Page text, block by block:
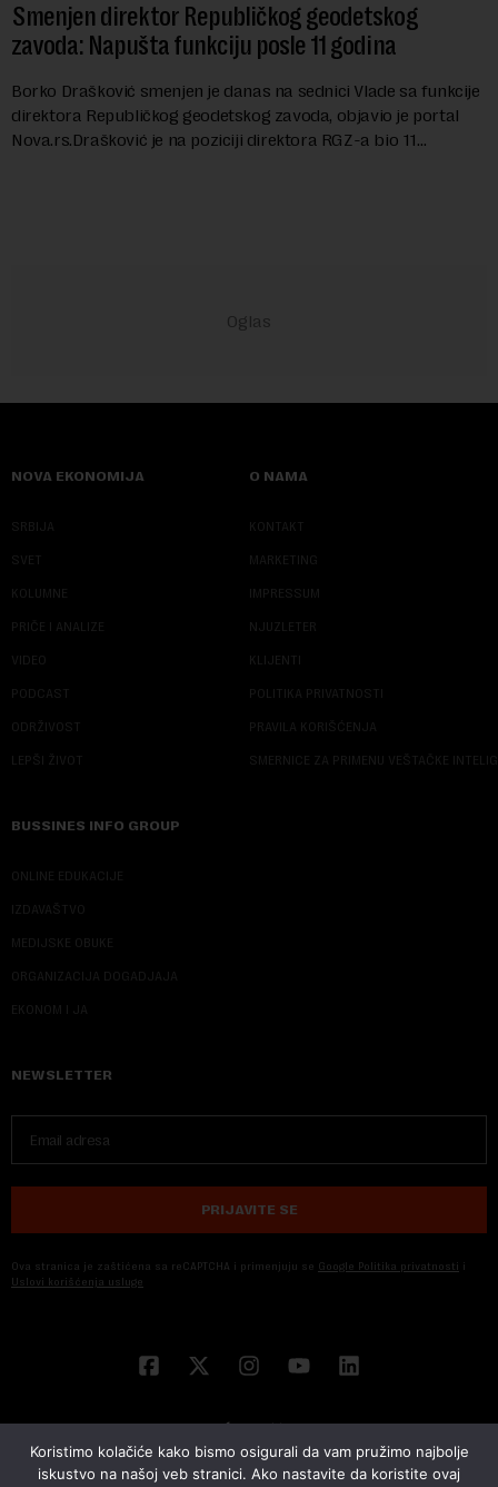
Smenjen direktor Republičkog geodetskog
zavoda: Napušta funkciju posle 11 godina
Borko Drašković smenjen je danas na sednici Vlade sa funkcije
direktora Republičkog geodetskog zavoda, objavio je portal
Nova.rs.Drašković je na poziciji direktora RGZ-a bio 11
NOVA EKONOMIJA
SRBIJA
SVET
KOLUMNE
PRIČE I ANALIZE
VIDEO
PODCAST
ODRŽIVOST
LEPŠI ŽIVOT
O NAMA
KONTAKT
MARKETING
IMPRESSUM
NJUZLETER
KLIJENTI
POLITIKA PRIVATNOSTI
PRAVILA KORIŠĆENJA
SMERNICE ZA PRIMENU VEŠTAČKE
BUSSINES INFO GROUP
ONLINE EDUKACIJE
IZDAVAŠTVO
MEDIJSKE OBUKE
ORGANIZACIJA DOGADJAJA
EKONOM I JA
NEWSLETTER
PRIJAVITE SE
Ova stranica je zaštićena sa reCAPTCHA i primenjuju se Google Politika privatnosti i
Uslovi korišćenja usluge
Koristimo kolačiće kako bismo osigurali da vam pružimo najbolje
iskustvo na našoj veb stranici. Ako nastavite da koristite ovaj